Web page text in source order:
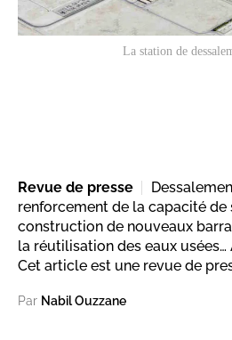
La station de
Revue de presse
renforcement de la capacité de
construction de nouveaux
la réutilisation des eaux
Cet article est une revue de
Par Nabil Ouzzane